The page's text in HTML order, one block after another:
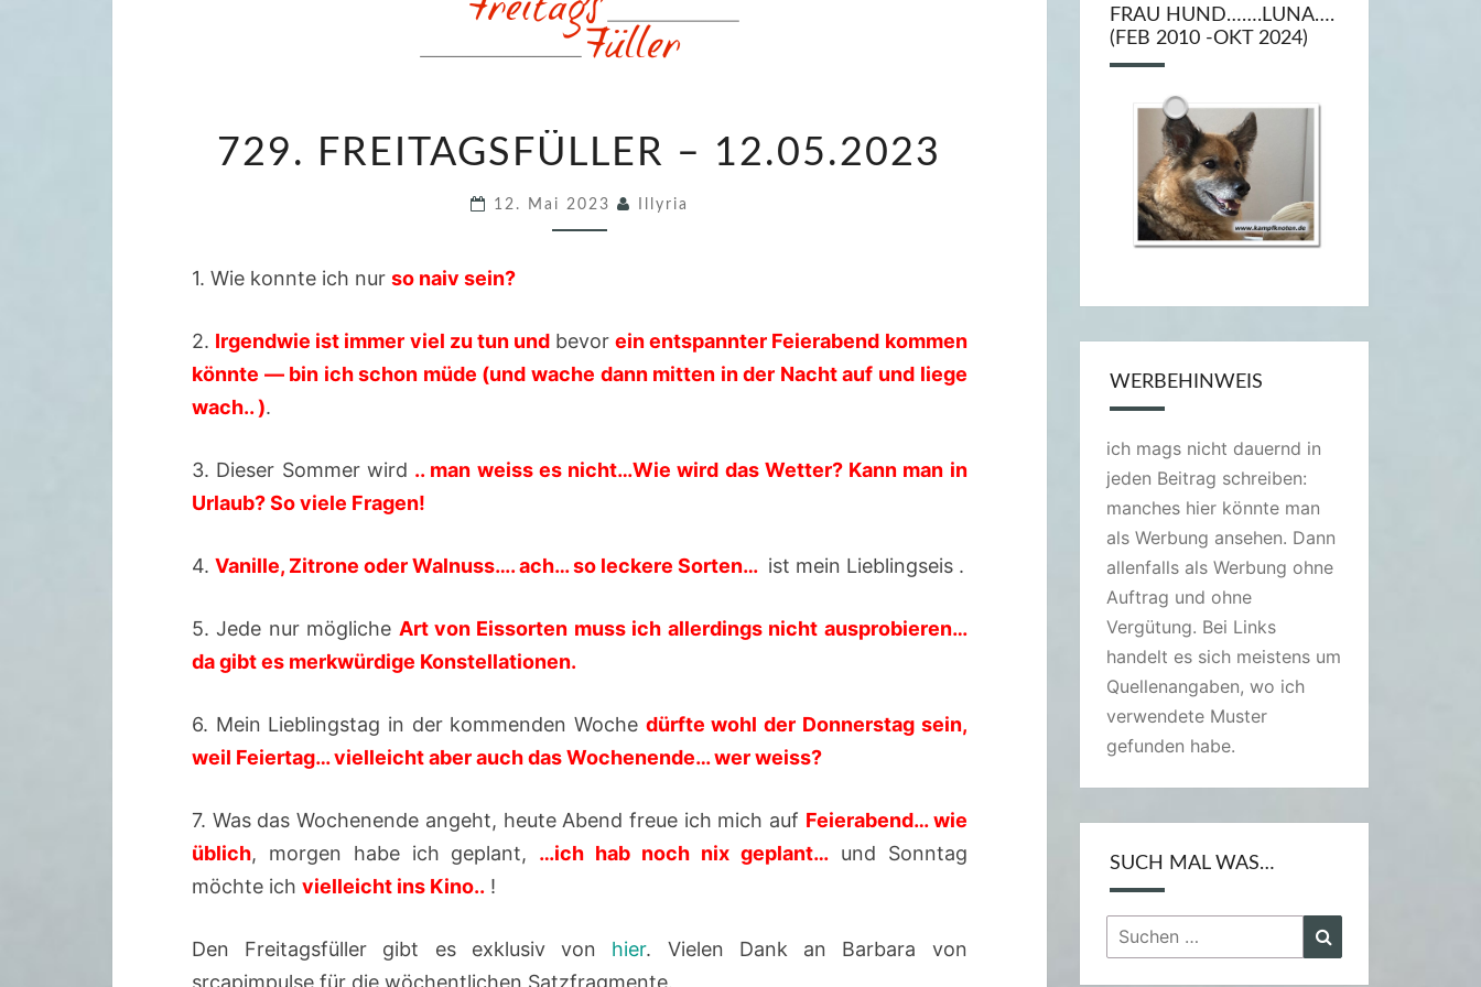
2
I
T
L
–
1
.
0
2
729. FREITAGSFÜLLER – 12.05.2023
12. Mai 2023 Illyria
1. Wie konnte ich nur so naiv sein?
2. Irgendwie ist immer viel zu tun und bevorein entspannter Feierabend kommen
könnte — bin ich schon müde (und wache dann mitten in der Nacht auf und liege
wach.. ).
3. Dieser Sommer wird .. man weiss es nicht…Wie wird das Wetter? Kann man in
Urlaub? So viele Fragen!
4. Vanille, Zitrone oder Walnuss…. ach… so leckere Sorten… ist mein Lieblingseis .
5. Jede nur mögliche Art von Eissorten muss ich allerdings nicht ausprobieren…
da gibt es merkwürdige Konstellationen.
6. Mein Lieblingstag in der kommenden Woche dürfte wohl der Donnerstag sein,
weil Feiertag… vielleicht aber auch das Wochenende… wer weiss?
7. Was das Wochenende angeht, heute Abend freue ich mich auf Feierabend… wie
üblich, morgen habe ich geplant, …ich hab noch nix geplant…und Sonntag
möchte ich vielleicht ins Kino.. !
Den Freitagsfüller gibt es exklusiv von hier. Vielen Dank an Barbara von
srcapimpulse für die wöchentlichen Satzfragmente.
FRAU HUND…….LUNA….
(FEB 2010 -OKT 2024)
WERBEHINWEIS
ich mags nicht dauernd in
jeden Beitrag schreiben:
manches hier könnte man
als Werbung ansehen. Dann
allenfalls als Werbung ohne
Auftrag und ohne
Vergütung. Bei Links
handelt es sich meistens um
Quellenangaben, wo ich
verwendete Muster
gefunden habe.
SUCH MAL WAS…
Suchen
nach: